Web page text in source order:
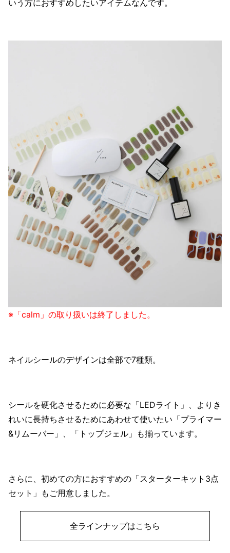
いう方におすすめしたいアイテムなんです。
※「calm」の取り扱いは終了しました。
ネイルシールのデザインは全部で7種類。
シールを硬化させるために必要な「LEDライト」、よりき
れいに長持ちさせるためにあわせて使いたい「プライマー
&リムーバー」、「トップジェル」も揃っています。
さらに、初めての方におすすめの「スターターキット3点
セット」もご用意しました。
全ラインナップはこちら